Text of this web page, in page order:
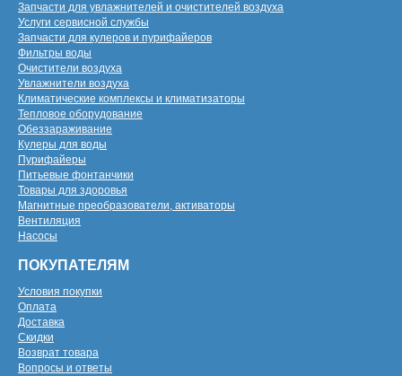
Запчасти для увлажнителей и очистителей воздуха
Услуги сервисной службы
Запчасти для кулеров и пурифайеров
Фильтры воды
Очистители воздуха
Увлажнители воздуха
Климатические комплексы и климатизаторы
Тепловое оборудование
Обеззараживание
Кулеры для воды
Пурифайеры
Питьевые фонтанчики
Товары для здоровья
Магнитные преобразователи, активаторы
Вентиляция
Насосы
ПОКУПАТЕЛЯМ
Условия покупки
Оплата
Доставка
Скидки
Возврат товара
Вопросы и ответы